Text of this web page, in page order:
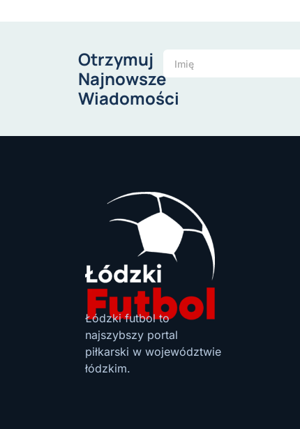
Otrzymuj
Najnowsze
Wiadomości
Łódzki futbol to
najszybszy portal
piłkarski w województwie
łódzkim.